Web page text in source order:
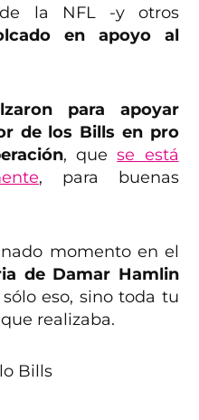
la NFL -y otros
en apoyo al
para apoyar
de los Bills en pro
, quese está
, para buenas
momento en el
de Damar Hamlin
eso, sino toda tu
realizaba.